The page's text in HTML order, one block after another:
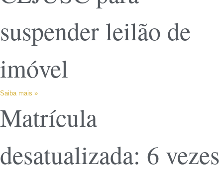
suspender leilão de
imóvel
Saiba mais »
Matrícula
desatualizada: 6 vezes